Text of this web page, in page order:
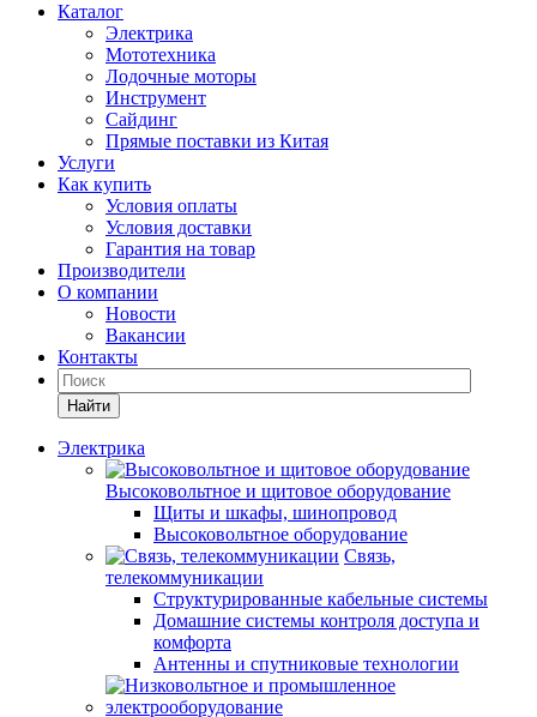
Каталог
Электрика
Мототехника
Лодочные моторы
Инструмент
Сайдинг
Прямые поставки из Китая
Услуги
Как купить
Условия оплаты
Условия доставки
Гарантия на товар
Производители
О компании
Новости
Вакансии
Контакты
Найти
Электрика
Высоковольтное и щитовое оборудование
Щиты и шкафы, шинопровод
Высоковольтное оборудование
Связь,
телекоммуникации
Структурированные кабельные системы
Домашние системы контроля доступа и
комфорта
Антенны и спутниковые технологии